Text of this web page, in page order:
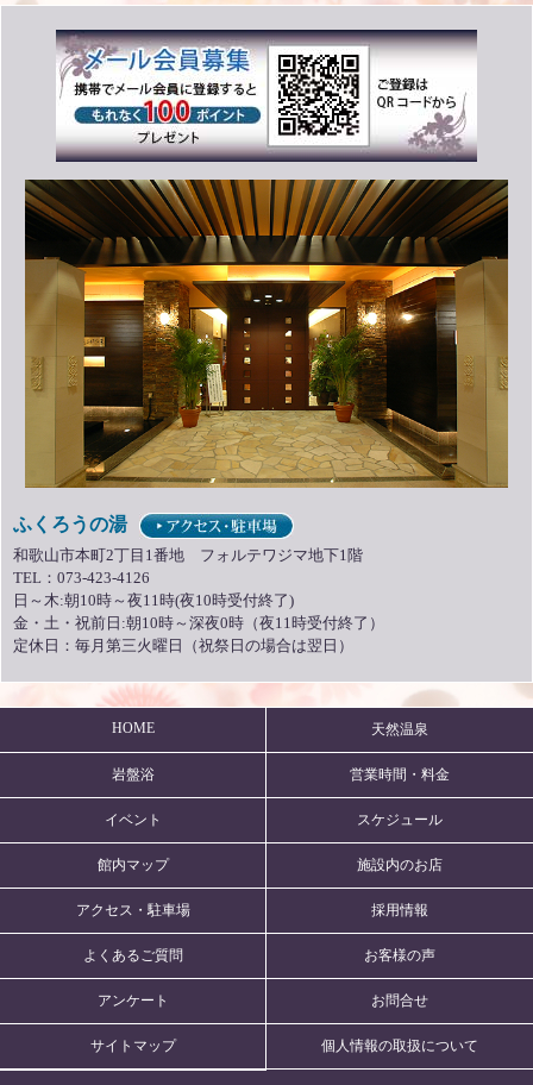
2026年6月30日 5月1日（金）～8月31日（月）
◆ジュースバーふふ 「かき氷フェア🍧」キャンペーン◆ 詳細はこちら
をご覧ください。
2026年4月12日
カスタマーハラスメントについて 詳細はこちらをご覧ください。
2026年3月13日 3月16日（月）～9月15日（火）
◇和歌山市地域商品券◇ 詳細はこちら をご覧ください。
2025年12月9日 12月6日（土）
☆カプセルトイ設置しました☆ 詳細はこちらをご覧ください。
ふくろうの湯
和歌山市本町2丁目1番地 フォルテワジマ地下1階
TEL：073-423-4126
日～木:朝10時～夜11時(夜10時受付終了)
金・土・祝前日:朝10時～深夜0時（夜11時受付終了）
定休日：毎月第三火曜日（祝祭日の場合は翌日）
HOME 天然温泉
岩盤浴 営業時間・料金
イベント スケジュール
館内マップ 施設内のお店
アクセス・駐車場 採用情報
よくあるご質問 お客様の声
アンケート お問合せ
サイトマップ 個人情報の取扱について